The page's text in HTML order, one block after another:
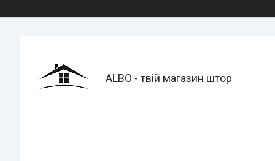
ALBO - твій магазин штор